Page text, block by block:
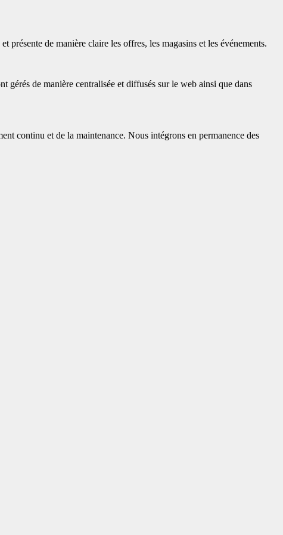
présente de manière claire les offres, les magasins et les événements.
de manière centralisée et diffusés sur le web ainsi que dans
continu et de la maintenance. Nous intégrons en permanence des